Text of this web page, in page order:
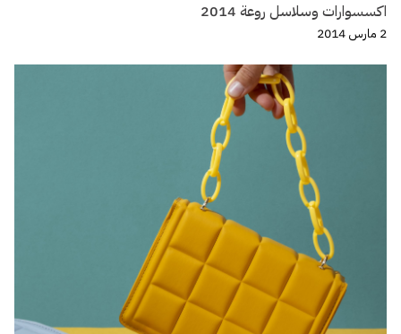
اكسسوارات وسلاسل روعة 2014
2 مارس 2014